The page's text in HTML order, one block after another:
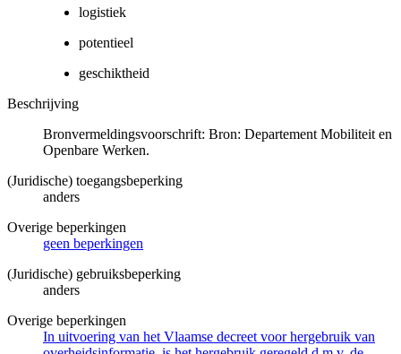
logistiek
potentieel
geschiktheid
Beschrijving
Bronvermeldingsvoorschrift: Bron: Departement Mobiliteit en
Openbare Werken.
(Juridische) toegangsbeperking
anders
Overige beperkingen
geen beperkingen
(Juridische) gebruiksbeperking
anders
Overige beperkingen
In uitvoering van het Vlaamse decreet voor hergebruik van